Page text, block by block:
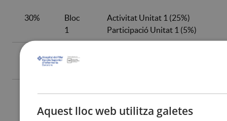
30%
Bloc
1
Activitat Unitat 1 (25%)
Participació Unitat 1 (5%)
35%
Bloc
35%
Bloc
Activitat Unitat 3 i 4 (25%)
(10%)
Aquest lloc web utilitza galetes